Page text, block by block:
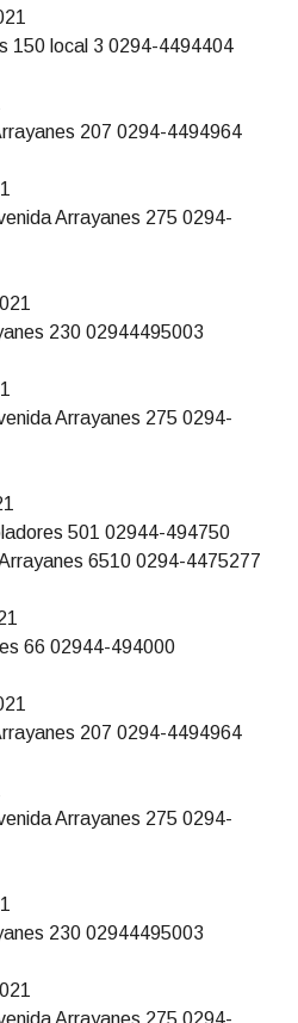
150 local 3 0294-4494404
207 0294-4494964
Arrayanes 275 0294-
230 02944495003
Arrayanes 275 0294-
501 02944-494750
6510 0294-4475277
66 02944-494000
207 0294-4494964
Arrayanes 275 0294-
230 02944495003